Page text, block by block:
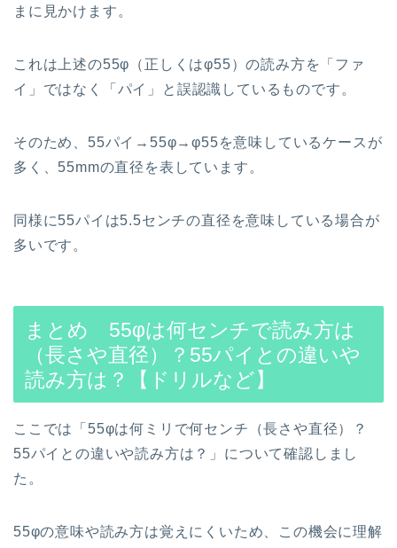
まに見かけます。
これは上述の55φ（正しくはφ55）の読み方を「ファ
イ」ではなく「パイ」と誤認識しているものです。
そのため、55パイ→55φ→φ55を意味しているケースが
多く、55mmの直径を表しています。
同様に55パイは5.5センチの直径を意味している場合が
多いです。
まとめ 55φは何センチで読み方は
（長さや直径）？55パイとの違いや
読み方は？【ドリルなど】
ここでは「55φは何ミリで何センチ（長さや直径）？
55パイとの違いや読み方は？」について確認しまし
た。
55φの意味や読み方は覚えにくいため、この機会に理解